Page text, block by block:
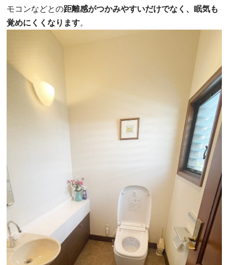
モコンなどとの距離感がつかみやすいだけでなく、眠気も
覚めにくくなります。